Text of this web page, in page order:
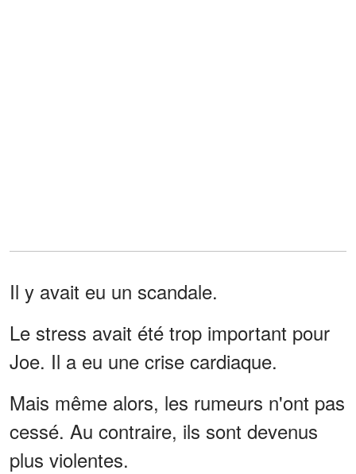
Il y avait eu un scandale.
Le stress avait été trop important pour
Joe. Il a eu une crise cardiaque.
Mais même alors, les rumeurs n'ont pas
cessé. Au contraire, ils sont devenus
plus violentes.